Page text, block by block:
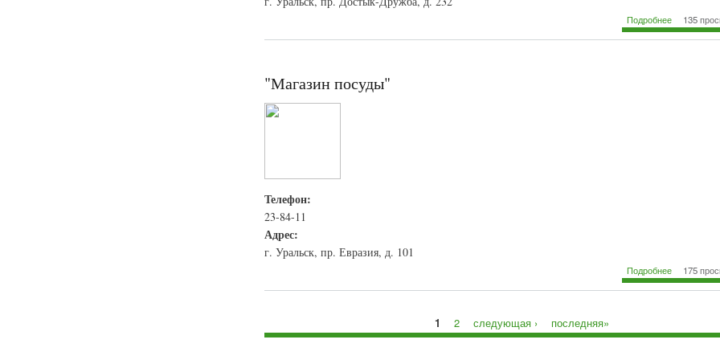
Подробнее
о
135
"Магазин посуды"
Телефон:
23-84-11
Адрес:
г. Уральск, пр. Евразия, д. 101
Подробнеео "Магазин
175
Страницы
1 2 следующая › последняя»